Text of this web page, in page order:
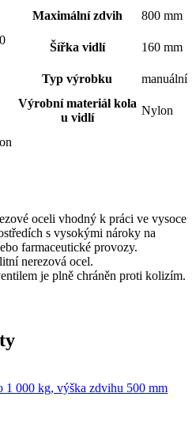
Maximální zdvih 800 mm
Šířka vidlí 160 mm
Typ výrobku manuální
Výrobní materiál kola
u vidlí
Nylon
oceli vhodný k práci ve vysoce
s vysokými nároky na
farmaceutické provozy.
nerezová ocel.
je plně chráněn proti kolizím.